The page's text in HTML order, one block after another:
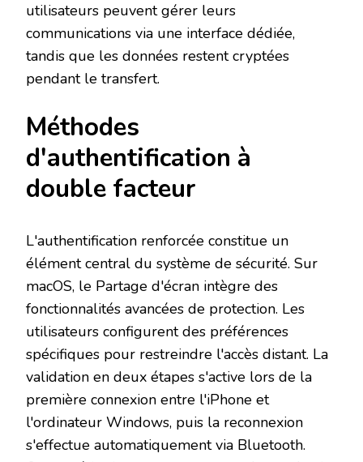
utilisateurs peuvent gérer leurs
communications via une interface dédiée,
tandis que les données restent cryptées
pendant le transfert.
Méthodes
d'authentification à
double facteur
L'authentification renforcée constitue un
élément central du système de sécurité. Sur
macOS, le Partage d'écran intègre des
fonctionnalités avancées de protection. Les
utilisateurs configurent des préférences
spécifiques pour restreindre l'accès distant. La
validation en deux étapes s'active lors de la
première connexion entre l'iPhone et
l'ordinateur Windows, puis la reconnexion
s'effectue automatiquement via Bluetooth.